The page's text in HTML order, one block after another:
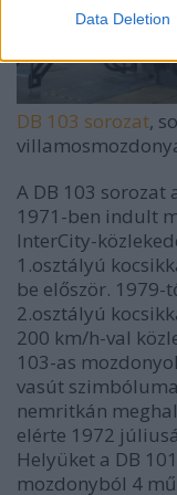
Data Deletion
DB 103 sorozat,
A DB 103 sorozat
1971-ben indult
InterCity-
1.osztályú
be először. 1979-
2.osztályú
200 km/h-val
103-as
vasút
nemritkán
elérte 1972
Helyüket a DB
mozdonyból 4